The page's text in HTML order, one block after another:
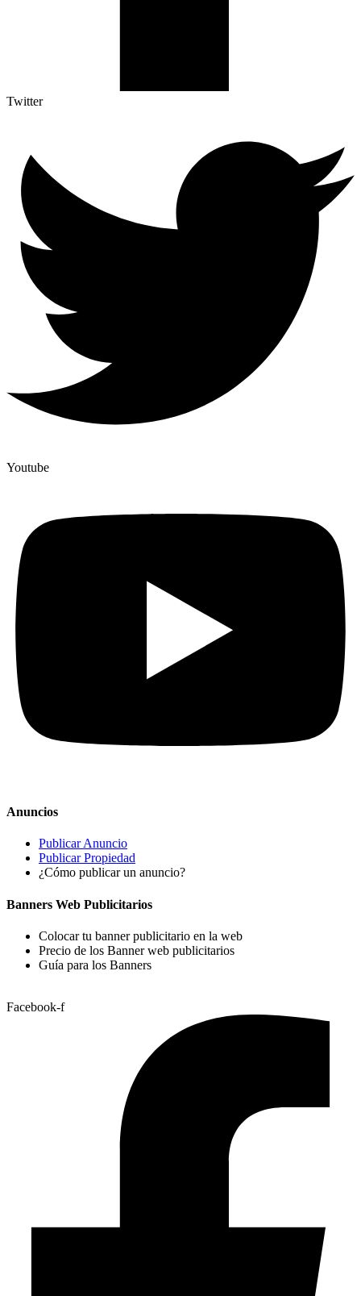
Twitter
Youtube
Anuncios
Publicar Anuncio
Publicar Propiedad
¿Cómo publicar un anuncio?
Banners Web Publicitarios
Colocar tu banner publicitario en la web
Precio de los Banner web publicitarios
Guía para los Banners
Facebook-f